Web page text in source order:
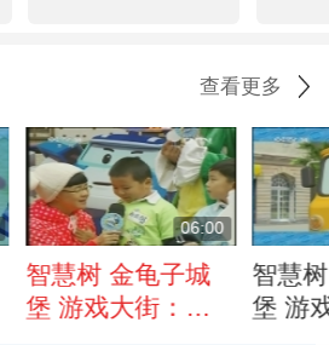
查看更多
06:00
智慧树 金龟子城
堡 游戏大街：小
智慧
堡 游